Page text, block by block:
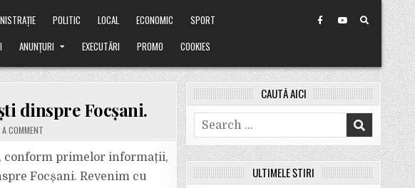
POLITIC LOCAL ECONOMIC
SPORT
ANUNȚURI EXECUTĂRI PROMO COOKIES
dinspre Focșani.
A COMMENTON
ACUM.
LA
INTRARE
ÎN
BOLOTEȘTI
conform primelor informații,
Focșani. Revenim cu
CAUTĂ AICI
Search
for:
ULTIMELE ȘTIRI